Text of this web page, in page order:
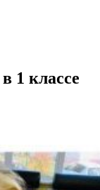
1 классе